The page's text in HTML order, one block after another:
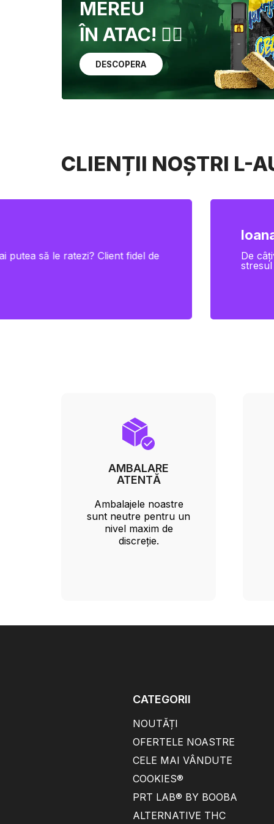
MEREU
ÎN ATAC! 🏴‍☠️
DESCOPERA
CLIENȚII NOȘTRI L-
putea să le ratezi? Client fidel de
De
AMBALARE
ATENTĂ
Ambalajele noastre
sunt neutre pentru un
nivel maxim de
discreție.
CATEGORII
NOUTĂȚI
OFERTELE NOASTRE
CELE MAI VÂNDUTE
COOKIES®
PRT LAB® BY BOOBA
ALTERNATIVE THC